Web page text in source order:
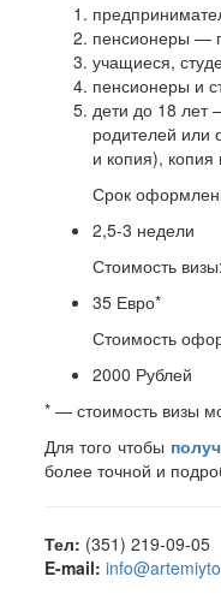
пенсионеры —
учащиеся,
пенсионеры и
дети до 18 лет
родителей или
и копия), копия
Срок
2,5-3 недели
Стоимость визы:
35 Евро*
Стоимость
2000 Рублей
* — стоимость визы
Для того чтобы
более точной и
Тел: (351) 219-09-05
E-mail: